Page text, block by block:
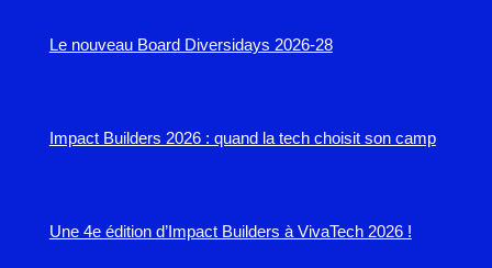
Le nouveau Board Diversidays 2026-28
Impact Builders 2026 : quand la tech choisit son camp
Une 4e édition d’Impact Builders à VivaTech 2026 !